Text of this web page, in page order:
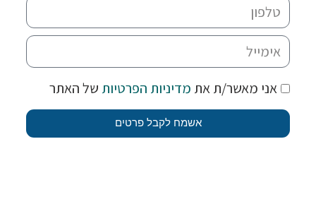
אני מאשר/ת את מדיניות הפרטיות של האתר
אשמח לקבל פרטים